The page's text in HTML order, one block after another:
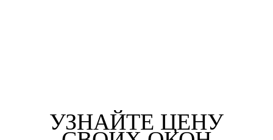
УЗНАЙТЕ ЦЕНУ